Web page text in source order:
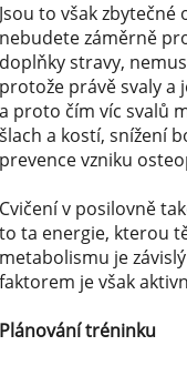
Jsou to však
nebudete záměrně
doplňky stravy,
protože právě svaly a
a proto čím víc svalů
šlach a kostí, snížení
prevence vzniku
Cvičení v posilovně
to ta energie, kterou
metabolismu je
faktorem je však
Plánování tréninku